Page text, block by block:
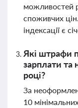
можливостей
споживчих
індексації є
Які штрафи
зарплати
році?
За
10